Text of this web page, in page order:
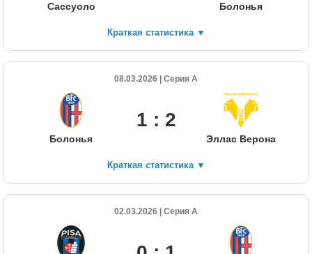
Сассуоло Болонья
Краткая статистика ▼
08.03.2026 | Серия А
Болонья
1 : 2
Эллас Верона
Краткая статистика ▼
02.03.2026 | Серия А